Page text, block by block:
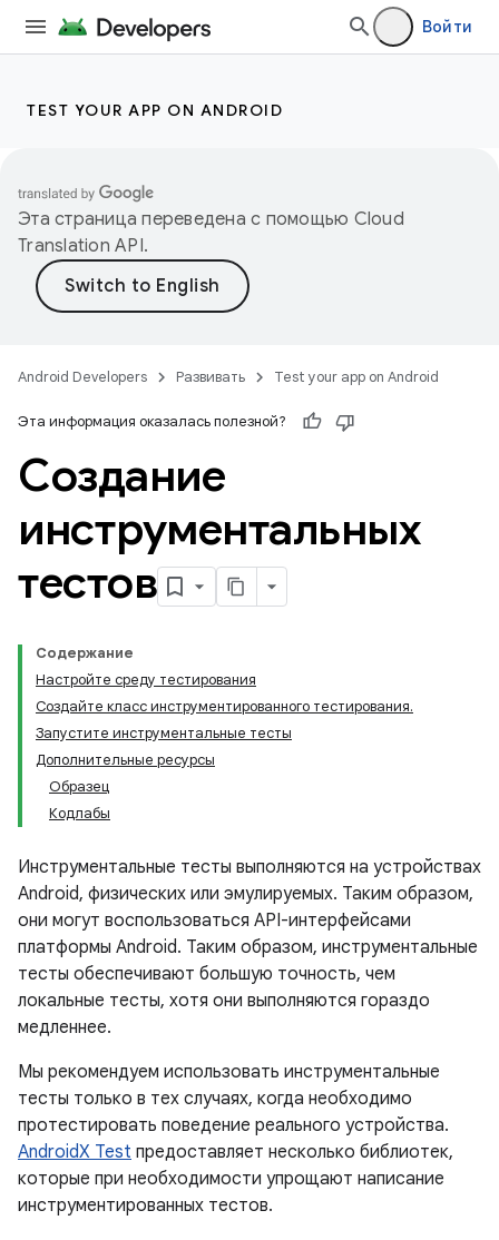
Войти
TEST YOUR APP ON ANDROID
Эта страница переведена с помощью Cloud
Translation API.
Android Developers Развивать Test your app on Android
Эта информация оказалась полезной?
Создание
инструментальных
тестов
Содержание
Настройте среду тестирования
Создайте класс инструментированного тестирования.
Запустите инструментальные тесты
Дополнительные ресурсы
Образец
Кодлабы
Инструментальные тесты выполняются на устройствах
Android, физических или эмулируемых. Таким образом,
они могут воспользоваться API-интерфейсами
платформы Android. Таким образом, инструментальные
тесты обеспечивают большую точность, чем
локальные тесты, хотя они выполняются гораздо
медленнее.
Мы рекомендуем использовать инструментальные
тесты только в тех случаях, когда необходимо
протестировать поведение реального устройства.
AndroidX Test предоставляет несколько библиотек,
которые при необходимости упрощают написание
инструментированных тестов.